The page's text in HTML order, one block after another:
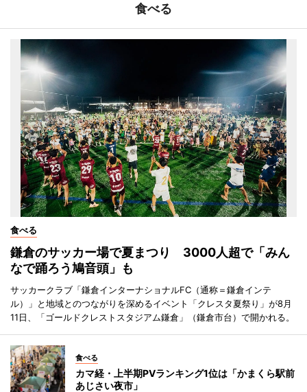
食べる
食べる
鎌倉のサッカー場で夏まつり 3000人超で「みん
なで踊ろう鳩音頭」も
サッカークラブ「鎌倉インターナショナルFC（通称＝鎌倉インテ
ル）」と地域とのつながりを深めるイベント「クレスタ夏祭り」が8月
11日、「ゴールドクレストスタジアム鎌倉」（鎌倉市台）で開かれる。
食べる
カマ経・上半期PVランキング1位は「かまくら駅前
あじさい夜市」